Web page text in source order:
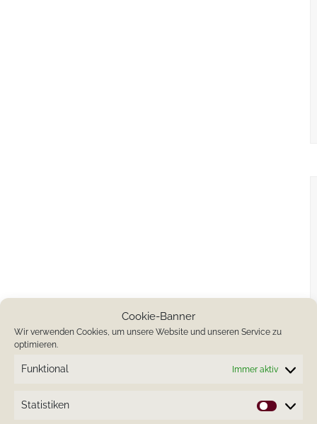
Cookie-Banner
Wir verwenden Cookies, um unsere Website und unseren Service zu
optimieren.
Funktional Immer aktiv
Statistiken